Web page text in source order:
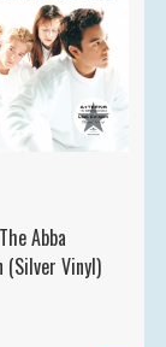
Abba
(Silver Vinyl)